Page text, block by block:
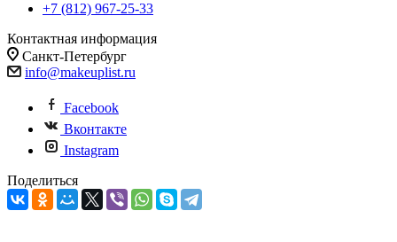
+7 (812) 967-25-33
Контактная информация
Санкт-Петербург
info@makeuplist.ru
Facebook
Вконтакте
Instagram
Поделиться